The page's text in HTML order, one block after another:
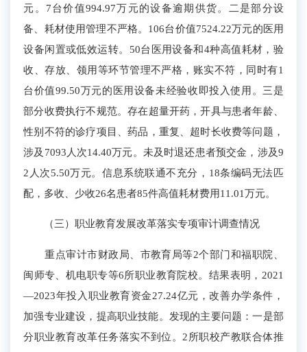
元。7台价值994.97万元的设备逾期供货。二是部分设
备、 耗材使用管理不严格。106台价值7524.22万元的医用
设备闲置或低效运转。50台医用设备和4种高值耗材，验
收、存放、领用等环节管理不严格， 账实不符， 同时有1
台价值99.50万元的医用设备未经验收即投入使用。三是
部分收费执行不规范。存在超量开药，开具与患者年龄、
性别不符的诊疗项目、药品 ， 重复、超时长收费等问题 ，
涉及 7093人 次14.40万元。未及时退还患者预交金 ，涉及9
2人次5.50万元。信息系统联通不充分，18条编码无法匹
配，多收、少收26名患者85件高值耗材费用11.01万元。
（三）职业教育发展改革落实专项审计调查情况
重点审计市财政局、市教育局等2个部门和福职院、
闽师专 、机电职专等6所职业教育院校。结果表明， 2021
—2023年投入职业教育资金27.24亿元 ，改善办学条件，
加强专业建设，提高职业技能。 发现的主要问题：一是部
分职业教育改革任务落实不到位。 2所职校产教联合体推